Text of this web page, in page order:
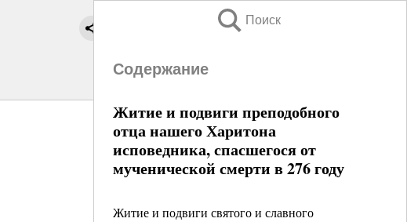
Поиск
Содержание
Житие и подвиги преподобного
отца нашего Харитона
исповедника, спасшегося от
мученической смерти в 276 году
Житие и подвиги святого и славного